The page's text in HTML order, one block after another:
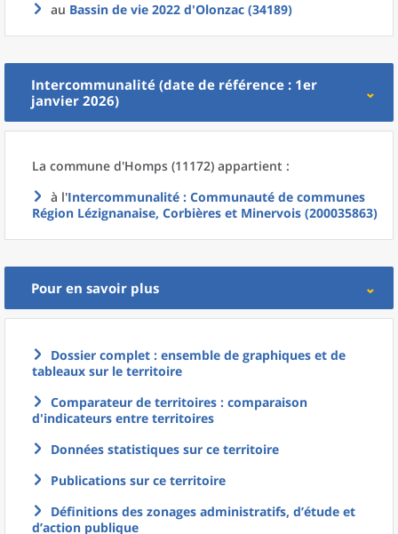
au Bassin de vie 2022 d'Olonzac (34189)
Intercommunalité (date de référence : 1er
janvier 2026)
La commune d'Homps (11172) appartient :
à l'Intercommunalité : Communauté de communes
Région Lézignanaise, Corbières et Minervois (200035863)
Pour en savoir plus
Dossier complet : ensemble de graphiques et de
tableaux sur le territoire
Comparateur de territoires : comparaison
d'indicateurs entre territoires
Données statistiques sur ce territoire
Publications sur ce territoire
Définitions des zonages administratifs, d’étude et
d’action publique